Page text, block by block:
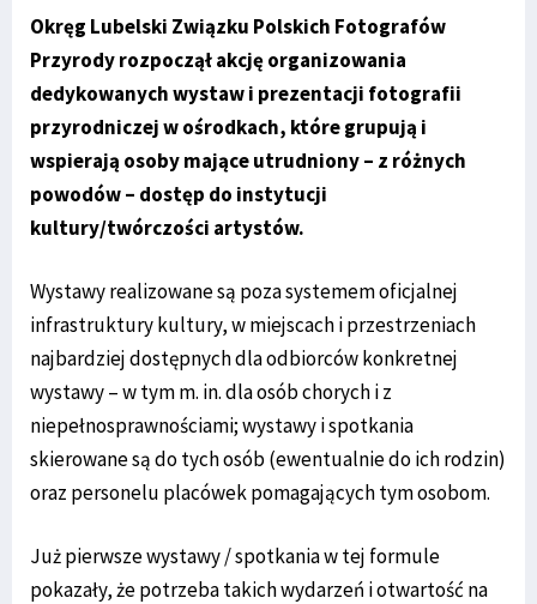
Okręg Lubelski Związku Polskich Fotografów
Przyrody rozpoczął akcję organizowania
dedykowanych wystaw i prezentacji fotografii
przyrodniczej w ośrodkach, które grupują i
wspierają osoby mające utrudniony – z różnych
powodów – dostęp do instytucji
kultury/twórczości artystów.
Wystawy realizowane są poza systemem oficjalnej
infrastruktury kultury, w miejscach i przestrzeniach
najbardziej dostępnych dla odbiorców konkretnej
wystawy – w tym m. in. dla osób chorych i z
niepełnosprawnościami; wystawy i spotkania
skierowane są do tych osób (ewentualnie do ich rodzin)
oraz personelu placówek pomagających tym osobom.
Już pierwsze wystawy / spotkania w tej formule
pokazały, że potrzeba takich wydarzeń i otwartość na